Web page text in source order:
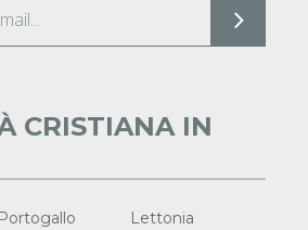
CRISTIANA IN
Portogallo
Lettonia